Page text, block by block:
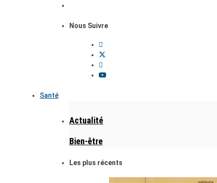
Nous Suivre
Santé
Actualité
Bien-être
Les plus récents